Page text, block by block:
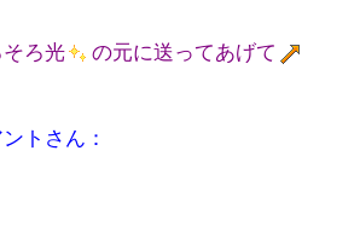
そろ光
の元に送ってあげて
トさん：